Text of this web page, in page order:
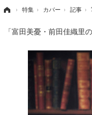
› 特集 › カバー › 記事 ›
「富田美憂・前田佳織里